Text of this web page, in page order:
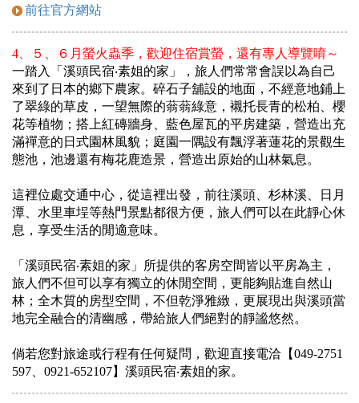
前往官方網站
4、５、６月螢火蟲季，歡迎住宿賞螢，還有專人導覽唷～
一踏入「溪頭民宿‧素姐的家」，旅人們常常會誤以為自己
來到了日本的鄉下農家。碎石子舖設的地面，不經意地鋪上
了翠綠的草皮，一望無際的蓊蓊綠意，襯托長青的松柏、櫻
花等植物；搭上紅磚牆身、藍色屋瓦的平房建築，營造出充
滿禪意的日式園林風貌；庭園一隅設有飄浮著蓮花的景觀生
態池，池邊還有梅花鹿造景，營造出原始的山林氣息。
這裡位處交通中心，從這裡出發，前往溪頭、杉林溪、日月
潭、水里車埕等熱門景點都很方便，旅人們可以在此靜心休
息，享受生活的閒適意味。
「溪頭民宿‧素姐的家」所提供的客房空間皆以平房為主，
旅人們不但可以享有獨立的休閒空間，更能夠貼進自然山
林；全木質的房型空間，不但乾淨雅緻，更展現出與溪頭當
地完全融合的清幽感，帶給旅人們絕對的靜謐悠然。
倘若您對旅途或行程有任何疑問，歡迎直接電洽【049-2751
597、0921-652107】溪頭民宿‧素姐的家。